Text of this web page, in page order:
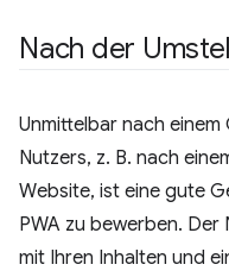
Nach der
Unmittelbar nach
Nutzers, z. B. nach
Website, ist eine gute
PWA zu bewerben.
mit Ihren Inhalten und